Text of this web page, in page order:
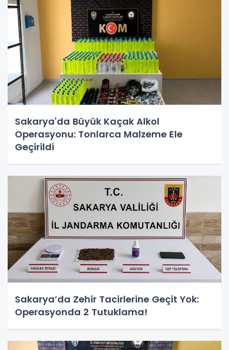
Sakarya'da Büyük Kaçak Alkol
Operasyonu: Tonlarca Malzeme Ele
Geçirildi
Sakarya’da Zehir Tacirlerine Geçit Yok:
Operasyonda 2 Tutuklama!